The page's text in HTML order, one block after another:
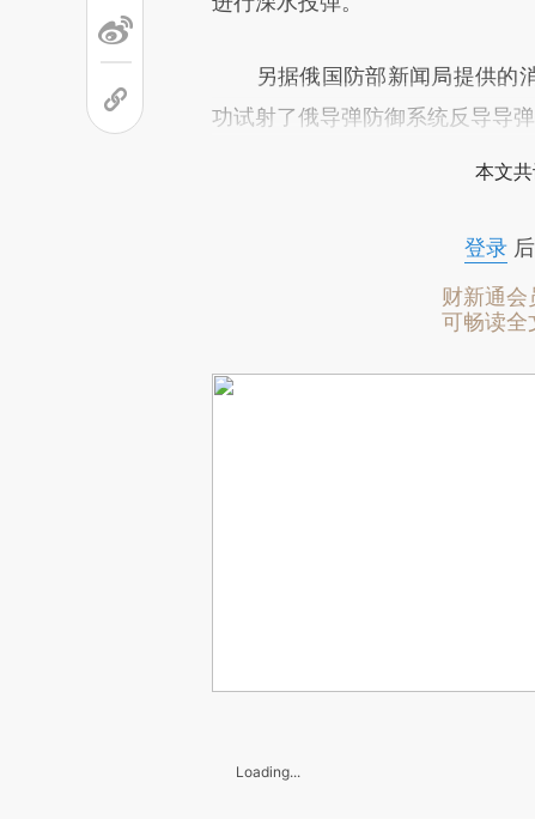
另据俄国防部新闻局提供的消
功试射了俄导弹防御系统反导导弹
本文
登录后
财新通会
可畅读全
Loading...